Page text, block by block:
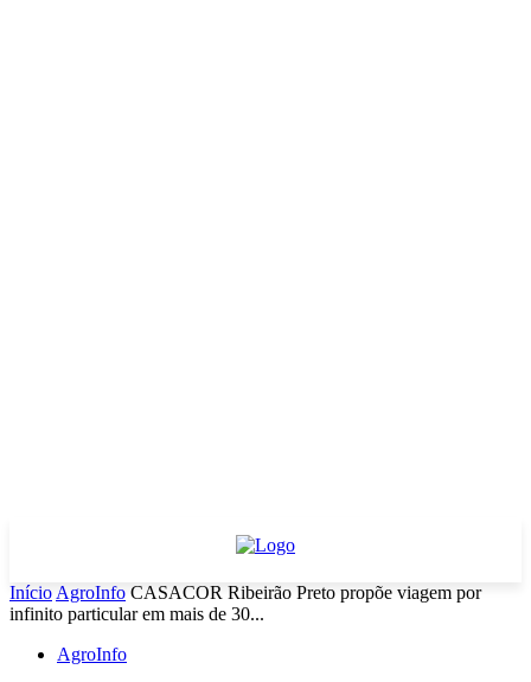
Início AgroInfo CASACOR Ribeirão Preto propõe viagem por
infinito particular em mais de 30...
AgroInfo